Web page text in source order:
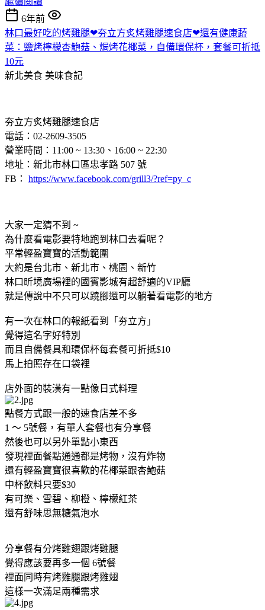
6年前
林口最好吃的烤雞腿❤夯立方炙烤雞腿速食店❤還有健康蔬
菜：鹽烤檸檬杏鮑菇、焗烤花椰菜，自備環保杯，套餐可折抵
10元
新北美食 美味食記
夯立方炙烤雞腿速食店
電話：02-2609-3505
營業時間：11:00 ~ 13:30、16:00 ~ 22:30
地址：新北市林口區忠孝路 507 號
FB： https://www.facebook.com/grill3/?ref=py_c
大家一定猜不到 ~
為什麼看電影要特地跑到林口去看呢？
平常輕盈寶寶的活動範圍
大約是台北市、新北市、桃園、新竹
林口昕境廣場裡的國賓影城有超舒適的VIP廳
就是傳說中不只可以蹺腳還可以躺著看電影的地方
有一次在林口的報紙看到「夯立方」
覺得這名字好特別
而且自備餐具和環保杯每套餐可折抵$10
馬上拍照存在口袋裡
店外面的裝潢有一點像日式料理
點餐方式跟一般的速食店差不多
1 ～ 5號餐，有單人套餐也有分享餐
然後也可以另外單點小東西
發現裡面餐點通通都是烤物，沒有炸物
還有輕盈寶寶很喜歡的花椰菜跟杏鮑菇
中杯飲料只要$30
有可樂、雪碧、柳橙、檸檬紅茶
還有舒味思無糖氣泡水
分享餐有分烤雞翅跟烤雞腿
覺得應該要再多一個 6號餐
裡面同時有烤雞腿跟烤雞翅
這樣一次滿足兩種需求